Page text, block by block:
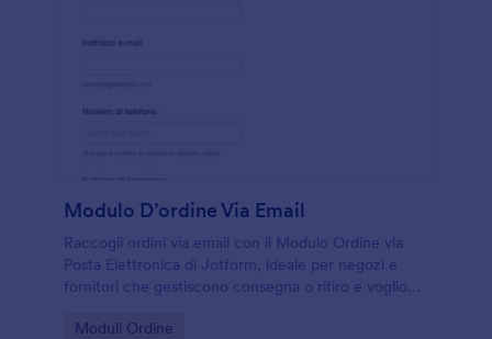
Modulo D’ordine Via Email
Raccogli ordini via email con il Modulo Ordine via
Posta Elettronica di Jotform, ideale per negozi e
fornitori che gestiscono consegna o ritiro e vogliono
Go to Category:
Moduli Ordine